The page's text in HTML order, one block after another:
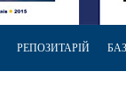
РЕПОЗИТАРІЙ